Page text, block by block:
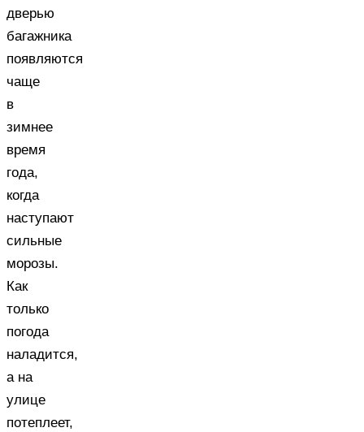
дверью
багажника
появляются
чаще
в
зимнее
время
года,
когда
наступают
сильные
морозы.
Как
только
погода
наладится,
а на
улице
потеплеет,